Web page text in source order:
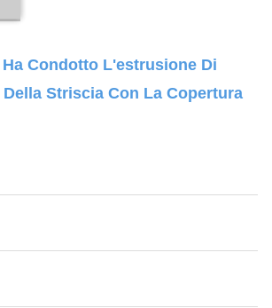
Ha Condotto L'estrusione Di
Striscia Con La Copertura